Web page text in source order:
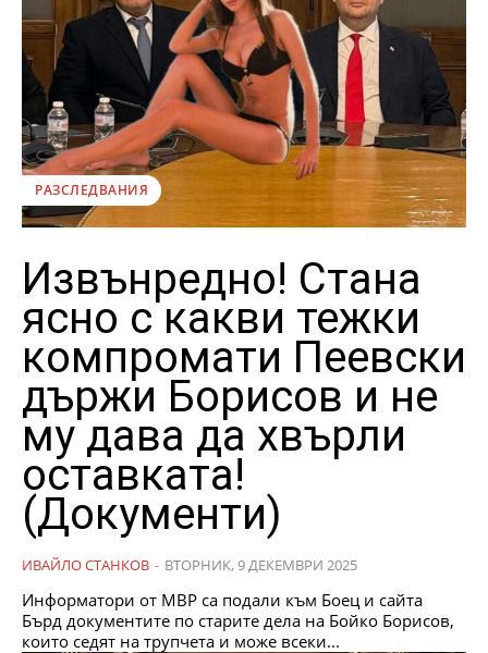
РАЗСЛЕДВАНИЯ
Извънредно! Стана
ясно с какви тежки
компромати Пеевски
държи Борисов и не
му дава да хвърли
оставката!
(Документи)
ИВАЙЛО СТАНКОВ - ВТОРНИК, 9 ДЕКЕМВРИ 2025
Информатори от МВР са подали към Боец и сайта
Бърд документите по старите дела на Бойко Борисов,
които седят на трупчета и може всеки...